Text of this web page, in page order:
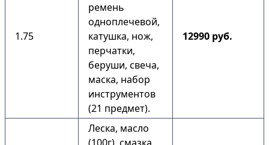
1.75
ремень
одноплечевой,
катушка, нож,
перчатки,
беруши, свеча,
маска, набор
инструментов
(21 предмет).
12990 руб.
Леска, масло